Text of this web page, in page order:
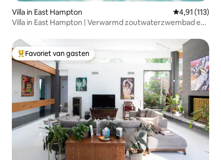
Villa in East Hampton Gemiddelde
4,91 (113)
Villa in East Hampton | Verwarmd zoutwaterzwembad en
Topfavoriet van gasten
Favoriet van gasten